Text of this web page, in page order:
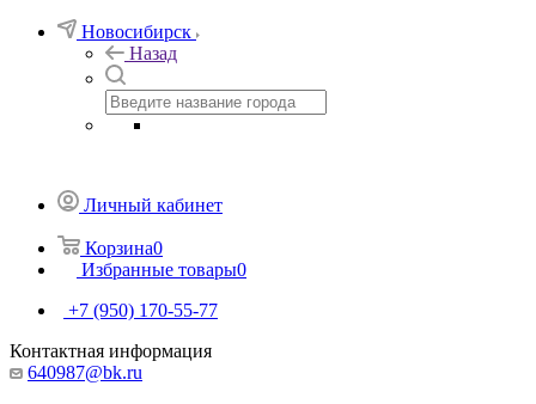
Новосибирск
Назад
Личный кабинет
Корзина0
Избранные товары0
+7 (950) 170-55-77
Контактная информация
640987@bk.ru